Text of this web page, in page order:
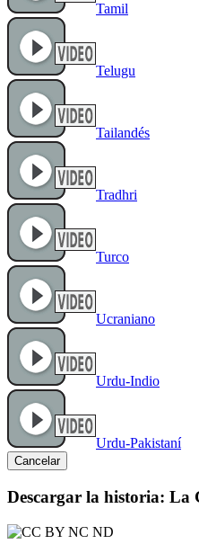
Tamil
Telugu
Tailandés
Tradhri
Turco
Ucraniano
Urdu-Indio
Urdu-Pakistaní
Cancelar
Descargar la historia: La